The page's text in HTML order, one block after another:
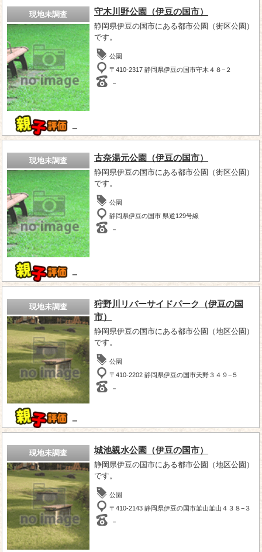
現地未調査
－
守木川野公園（伊豆の国市）
静岡県伊豆の国市にある都市公園（街区公園）
です。
公園
〒410-2317 静岡県伊豆の国市守木４８−２
－
現地未調査
－
古奈湯元公園（伊豆の国市）
静岡県伊豆の国市にある都市公園（街区公園）
です。
公園
静岡県伊豆の国市 県道129号線
－
現地未調査
－
狩野川リバーサイドパーク（伊豆の国
市）
静岡県伊豆の国市にある都市公園（地区公園）
です。
公園
〒410-2202 静岡県伊豆の国市天野３４９−５
－
現地未調査 城池親水公園（伊豆の国市）
静岡県伊豆の国市にある都市公園（地区公園）
です。
公園
〒410-2143 静岡県伊豆の国市韮山韮山４３８−３
－